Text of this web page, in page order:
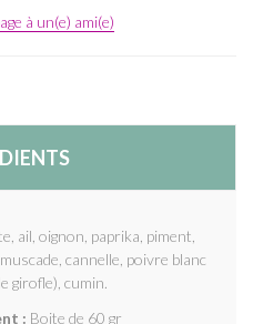
à un(e) ami(e)
ail, oignon, paprika, piment,
cannelle, poivre blanc
girofle), cumin.
: Boite de 60 gr